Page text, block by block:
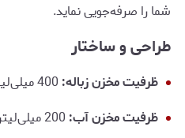
شما را صرفه‌جویی نماید.
طراحی و ساختار
ظرفیت مخزن زباله:
ظرفیت مخزن آب: